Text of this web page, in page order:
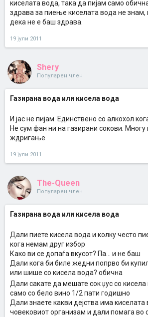
киселата вода, така да пијам само
здрава за пиење киселата вода не знам,
дека не е баш здрава.
19 јули 2011
Shery
Популарен член
Газирана вода или кисела вода
И јас не пијам. Единствено со алкохол
Не сум фан ни на газирани сокови. Многу
ждригање
19 јули 2011
The-Queen
Популарен член
Газирана вода или кисела вода
Дали пиете кисела вода и колку често
кога немам друг избор
Како ви се допаѓа вкусот? Па... и не баш
Дали кога би биле жедни попрво би
или шише со кисела вода? обична
Дали сакате да мешате сок џус со кисела
само со бело вино 1/2 пати годишно
Дали знаете какви дејства има киселата
човековиот организам и дали помага во